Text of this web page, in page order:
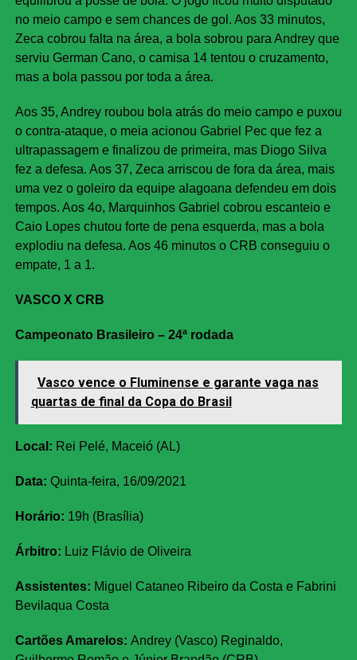
no meio campo e sem chances de gol. Aos 33 minutos,
Zeca cobrou falta na área, a bola sobrou para Andrey que
serviu German Cano, o camisa 14 tentou o cruzamento,
mas a bola passou por toda a área.
Aos 35, Andrey roubou bola atrás do meio campo e puxou
o contra-ataque, o meia acionou Gabriel Pec que fez a
ultrapassagem e finalizou de primeira, mas Diogo Silva
fez a defesa. Aos 37, Zeca arriscou de fora da área, mais
uma vez o goleiro da equipe alagoana defendeu em dois
tempos. Aos 4o, Marquinhos Gabriel cobrou escanteio e
Caio Lopes chutou forte de pena esquerda, mas a bola
explodiu na defesa. Aos 46 minutos o CRB conseguiu o
empate, 1 a 1.
VASCO X CRB
Campeonato Brasileiro – 24ª rodada
Vasco vence o Fluminense e garante vaga nas
quartas de final da Copa do Brasil
Local: Rei Pelé, Maceió (AL)
Data: Quinta-feira, 16/09/2021
Horário: 19h (Brasília)
Árbitro: Luiz Flávio de Oliveira
Assistentes: Miguel Cataneo Ribeiro da Costa e Fabrini
Bevilaqua Costa
Cartões Amarelos: Andrey (Vasco) Reginaldo,